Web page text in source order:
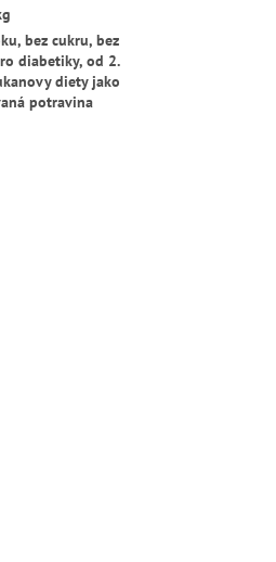
bez cukru, bez
diabetiky, od 2.
diety jako
potravina